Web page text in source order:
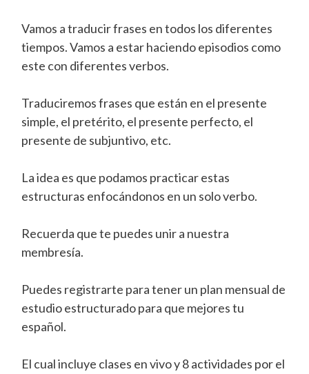
Vamos a traducir frases en todos los diferentes
tiempos. Vamos a estar haciendo episodios como
este con diferentes verbos.
Traduciremos frases que están en el presente
simple, el pretérito, el presente perfecto, el
presente de subjuntivo, etc.
La idea es que podamos practicar estas
estructuras enfocándonos en un solo verbo.
Recuerda que te puedes unir a nuestra
membresía.
Puedes registrarte para tener un plan mensual de
estudio estructurado para que mejores tu
español.
El cual incluye clases en vivo y 8 actividades por el